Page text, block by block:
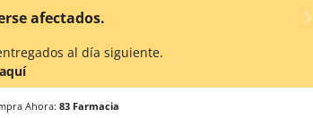
detalles.
al día siguiente.
aquí
Ahora: 83 Farmacia